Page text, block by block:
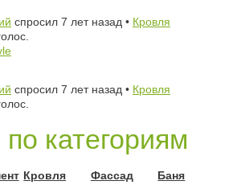
спросил 7 лет назад • Кровля
спросил 7 лет назад • Кровля
категориям
Кровля Фассад
Баня